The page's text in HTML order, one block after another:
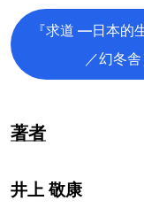
『求道 —日本的
／幻冬
著者
井上 敬康